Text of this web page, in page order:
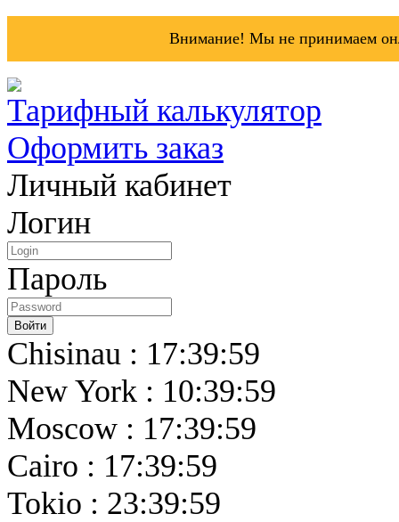
Внимание! Мы не принимаем
Тарифный калькулятор
Оформить заказ
Личный кабинет
Логин
Пароль
Chisinau : 17:39:59
New York : 10:39:59
Moscow : 17:39:59
Cairo : 17:39:59
Tokio : 23:39:59